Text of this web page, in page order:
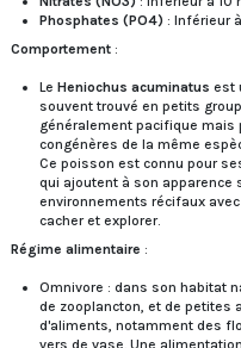
Phosphates (PO4) : Inférieur
Comportement :
Le Heniochus acuminatus est
souvent trouvé en petits
généralement pacifique mais
congénères de la même
Ce poisson est connu pour
qui ajoutent à son apparence
environnements récifaux
cacher et explorer.
Régime alimentaire :
Omnivore : dans son habitat
de zooplancton, et de petites
d'aliments, notamment des